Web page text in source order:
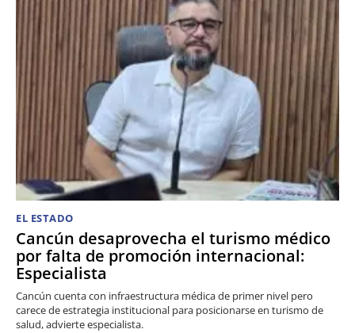
EL ESTADO
Cancún desaprovecha el turismo médico
por falta de promoción internacional:
Especialista
Cancún cuenta con infraestructura médica de primer nivel pero
carece de estrategia institucional para posicionarse en turismo de
salud, advierte especialista.